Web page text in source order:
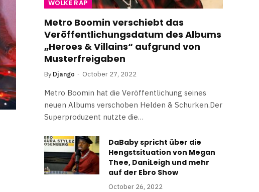
WOLKE RAP
Metro Boomin verschiebt das
Veröffentlichungsdatum des Albums
„Heroes & Villains“ aufgrund von
Musterfreigaben
By Django October 27, 2022
Metro Boomin hat die Veröffentlichung seines
neuen Albums verschoben Helden & Schurken.Der
Superproduzent nutzte die…
DaBaby spricht über die
Hengstsituation von Megan
Thee, DaniLeigh und mehr
auf der Ebro Show
October 26, 2022